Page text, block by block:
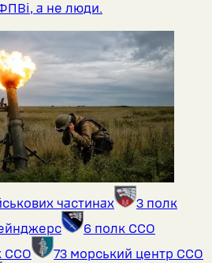
а не люди.
частинах
3 полк
6 полк ССО
ССО
73 морський центр ССО